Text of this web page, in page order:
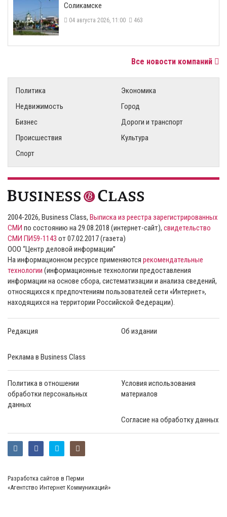
Соликамске
04 августа 2026, 11:00 463
Все новости компаний
Политика
Экономика
Недвижимость
Город
Бизнес
Дороги и транспорт
Происшествия
Культура
Спорт
2004-2026, Business Class, Выписка из реестра зарегистрированных
СМИ по состоянию на 29.08.2018 (интернет-сайт), свидетельство
СМИ ПИ59-1143 от 07.02.2017 (газета)
ООО “Центр деловой информации”
На информационном ресурсе применяются рекомендательные
технологии (информационные технологии предоставления
информации на основе сбора, систематизации и анализа сведений,
относящихся к предпочтениям пользователей сети «Интернет»,
находящихся на территории Российской Федерации).
Редакция Об издании
Реклама в Business Class
Политика в отношении
обработки персональных
данных
Условия использования
материалов
Согласие на обработку данных
Разработка сайтов в Перми
«Агентство Интернет Коммуникаций»